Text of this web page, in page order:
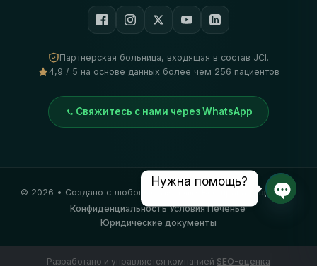
Партнерская больница, входящая в состав JCI.
4,9 / 5 на основе данных более чем 256 пациентов
Свяжитесь с нами через WhatsApp
© 2026 • Создано с любовью
. Все права защищены.
Конфиденциальность·Условия·Печенье·
Юридические документы
Разработано и управляется компанией SEO-оценка
Нужна помощь?